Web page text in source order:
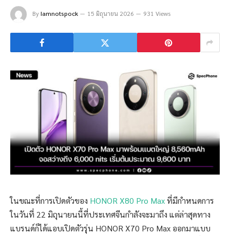
ByIamnotspock 15 มิถุนายน 2026 931 Views
ในขณะที่การเปิดตัวของ HONOR X80 Pro Maxที่มีกำหนดการ
ในวันที่ 22 มิถุนายนนี้ที่ประเทศจีนกำลังจะมาถึง แต่ล่าสุดทาง
แบรนด์ก็ได้แอบเปิดตัวรุ่น HONOR X70 Pro Max ออกมาแบบ